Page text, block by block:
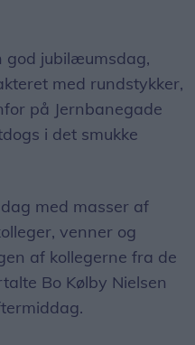
god jubilæumsdag,
med rundstykker,
på Jernbanegade
i det smukke
med masser af
venner og
af kollegerne fra de
Bo Kølby Nielsen